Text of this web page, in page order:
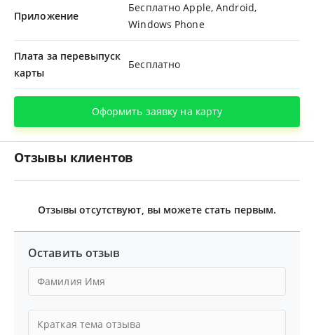
Приложение
Бесплатно Apple, Android,
Windows Phone
Плата за перевыпуск
карты
Бесплатно
Оформить заявку на карту
Отзывы клиентов
Отзывы отсутствуют, вы можете стать первым.
Оставить отзыв